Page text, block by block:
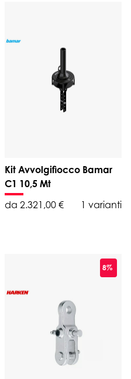
Kit Avvolgifiocco Bamar
C1 10,5 Mt
da 2.321,00 €
1 varianti
8%